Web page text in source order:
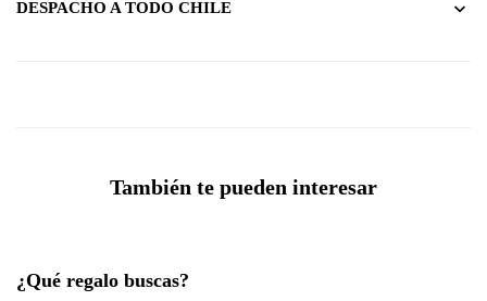
DESPACHO A TODO CHILE
También te pueden interesar
¿Qué regalo buscas?